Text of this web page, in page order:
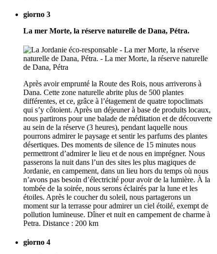
giorno 3
La mer Morte, la réserve naturelle de Dana, Pétra.
Après avoir emprunté la Route des Rois, nous arriverons à
Dana. Cette zone naturelle abrite plus de 500 plantes
différentes, et ce, grâce à l’étagement de quatre topoclimats
qui s’y côtoient. Après un déjeuner à base de produits locaux,
nous partirons pour une balade de méditation et de découverte
au sein de la réserve (3 heures), pendant laquelle nous
pourrons admirer le paysage et sentir les parfums des plantes
désertiques. Des moments de silence de 15 minutes nous
permettront d’admirer le lieu et de nous en imprégner. Nous
passerons la nuit dans l’un des sites les plus magiques de
Jordanie, en campement, dans un lieu hors du temps où nous
n’avons pas besoin d’électricité pour avoir de la lumière. À la
tombée de la soirée, nous serons éclairés par la lune et les
étoiles. Après le coucher du soleil, nous partagerons un
moment sur la terrasse pour admirer un ciel étoilé, exempt de
pollution lumineuse. Dîner et nuit en campement de charme à
Petra. Distance : 200 km
giorno 4